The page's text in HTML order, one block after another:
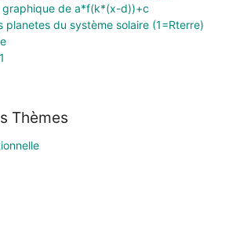
graphique de a*f(k*(x-d))+c
planetes du système solaire (1=Rterre)
Thèmes